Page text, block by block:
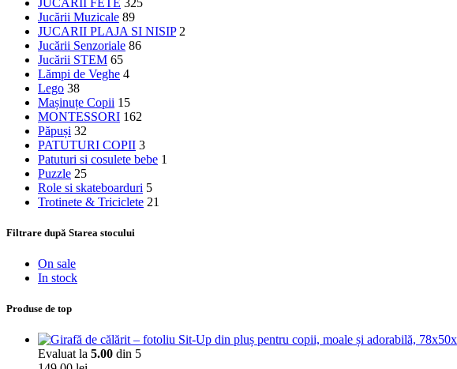
Jucării Muzicale 89
JUCARII PLAJA SI NISIP 2
Jucării Senzoriale 86
Jucării STEM 65
Lămpi de Veghe 4
Lego 38
Mașinuțe Copii 15
MONTESSORI 162
Păpuși 32
PATUTURI COPII 3
Patuturi si cosulete bebe 1
Puzzle 25
Role si skateboarduri 5
Trotinete & Triciclete 21
Filtrare după Starea stocului
On sale
In stock
Produse de top
Evaluat la 5.00 din 5